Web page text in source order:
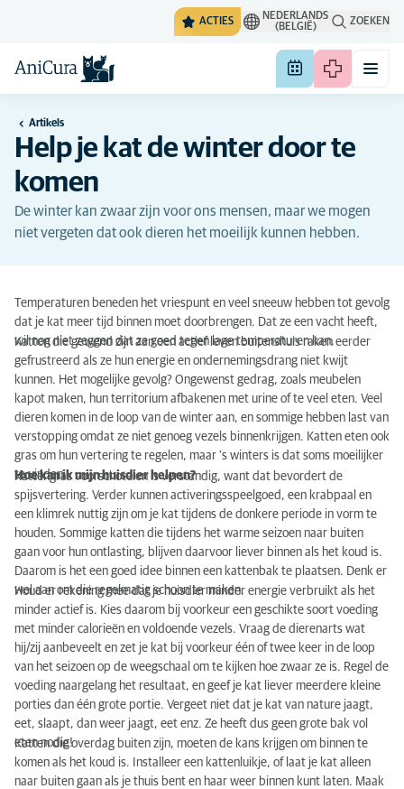
ACTIES
NEDERLANDS
(BELGIË)
ZOEKEN
Artikels
Help je kat de winter door te
komen
De winter kan zwaar zijn voor ons mensen, maar we mogen
niet vergeten dat ook dieren het moeilijk kunnen hebben.
Temperaturen beneden het vriespunt en veel sneeuw hebben tot gevolg
dat je kat meer tijd binnen moet doorbrengen. Dat ze een vacht heeft,
wil nog niet zeggen dat ze goed tegen lage temperaturen kan.
Katten die gewend zijn aan een actief leven buitenshuis raken eerder
gefrustreerd als ze hun energie en ondernemingsdrang niet kwijt
kunnen. Het mogelijke gevolg? Ongewenst gedrag, zoals meubelen
kapot maken, hun territorium afbakenen met urine of te veel eten. Veel
dieren komen in de loop van de winter aan, en sommige hebben last van
verstopping omdat ze niet genoeg vezels binnenkrijgen. Katten eten ook
gras om hun vertering te regelen, maar 's winters is dat soms moeilijker
te vinden.
Hoe kan ik mijn huisdier helpen?
Kattengras voorschotelen is verstandig, want dat bevordert de
spijsvertering. Verder kunnen activeringsspeelgoed, een krabpaal en
een klimrek nuttig zijn om je kat tijdens de donkere periode in vorm te
houden. Sommige katten die tijdens het warme seizoen naar buiten
gaan voor hun ontlasting, blijven daarvoor liever binnen als het koud is.
Daarom is het een goed idee binnen een kattenbak te plaatsen. Denk er
wel aan om die regelmatig schoon te maken.
Houd er rekening mee dat je huisdier minder energie verbruikt als het
minder actief is. Kies daarom bij voorkeur een geschikte soort voeding
met minder calorieën en voldoende vezels. Vraag de dierenarts wat
hij/zij aanbeveelt en zet je kat bij voorkeur één of twee keer in de loop
van het seizoen op de weegschaal om te kijken hoe zwaar ze is. Regel de
voeding naargelang het resultaat, en geef je kat liever meerdere kleine
porties dan één grote portie. Vergeet niet dat je kat van nature jaagt,
eet, slaapt, dan weer jaagt, eet enz. Ze heeft dus geen grote bak vol
eten nodig!
Katten die overdag buiten zijn, moeten de kans krijgen om binnen te
komen als het koud is. Installeer een kattenluikje, of laat je kat alleen
naar buiten gaan als je thuis bent en haar weer binnen kunt laten. Maak